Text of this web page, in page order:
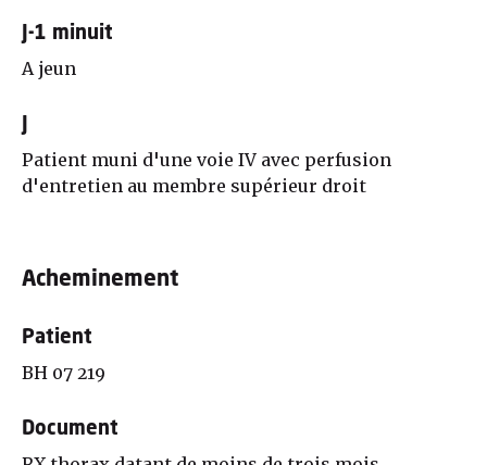
J-1 minuit
A jeun
Patient muni d'une voie IV avec perfusion
d'entretien au membre supérieur droit
Acheminement
Patient
BH 07 219
Document